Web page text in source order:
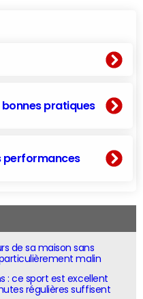
bonnes pratiques
performances
de sa maison sans
malin
: ce sport est excellent
régulières suffisent